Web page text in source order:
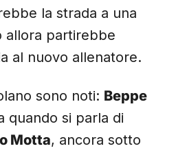
la strada a una
allora partirebbe
al nuovo allenatore.
sono noti: Beppe
quando si parla di
Motta, ancora sotto